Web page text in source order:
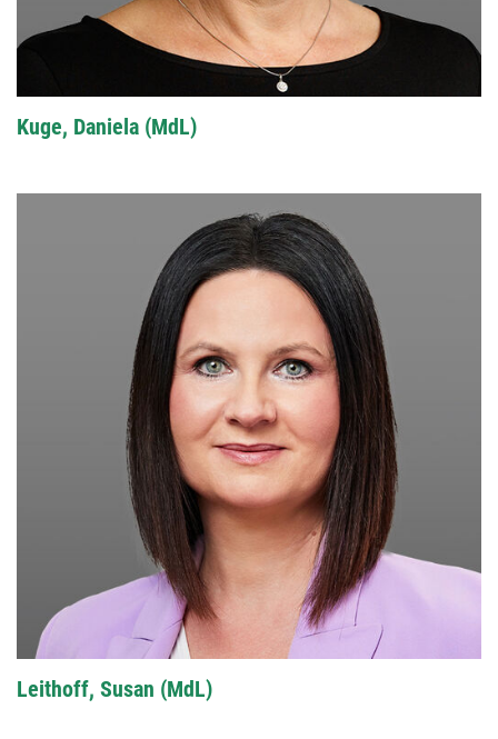
Kuge, Daniela (MdL)
Leithoff, Susan (MdL)